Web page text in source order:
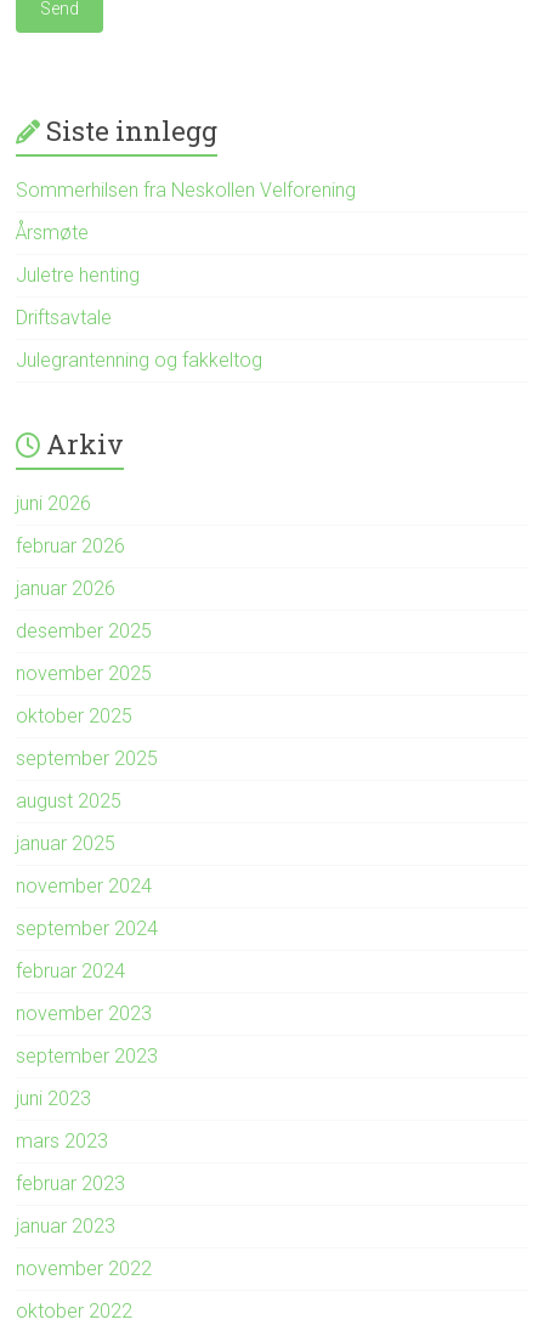
Siste innlegg
Sommerhilsen fra Neskollen Velforening
Årsmøte
Juletre henting
Driftsavtale
Julegrantenning og fakkeltog
Arkiv
juni 2026
februar 2026
januar 2026
desember 2025
november 2025
oktober 2025
september 2025
august 2025
januar 2025
november 2024
september 2024
februar 2024
november 2023
september 2023
juni 2023
mars 2023
februar 2023
januar 2023
november 2022
oktober 2022